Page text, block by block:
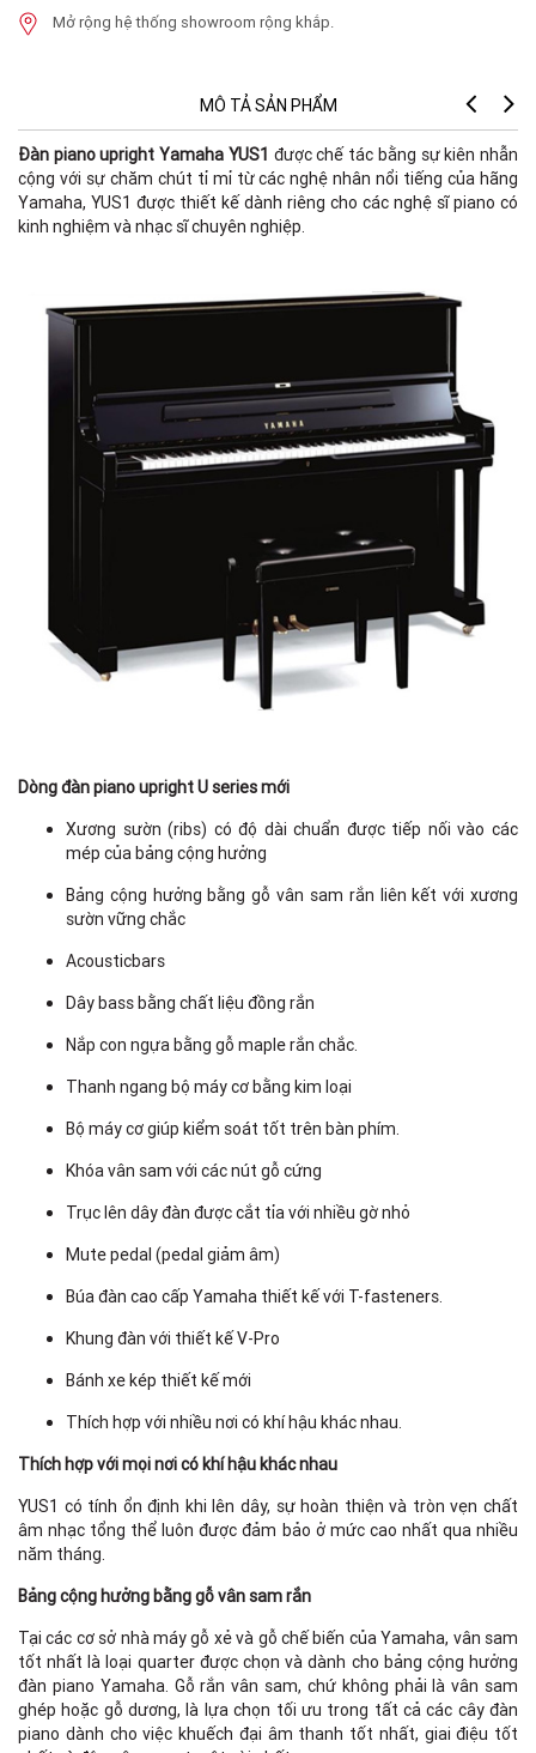
Mở rộng hệ thống showroom rộng khắp.
MÔ TẢ SẢN PHẨM
Đàn piano upright Yamaha YUS1 được chế tác bằng sự kiên nhẫn
cộng với sự chăm chút tỉ mỉ từ các nghệ nhân nổi tiếng của hãng
Yamaha, YUS1 được thiết kế dành riêng cho các nghệ sĩ piano có
kinh nghiệm và nhạc sĩ chuyên nghiệp.
Dòng đàn piano upright U series mới
Xương sườn (ribs) có độ dài chuẩn được tiếp nối vào các
mép của bảng cộng hưởng
Bảng cộng hưởng bằng gỗ vân sam rắn liên kết với xương
sườn vững chắc
Acousticbars
Dây bass bằng chất liệu đồng rắn
Nắp con ngựa bằng gỗ maple rắn chắc.
Thanh ngang bộ máy cơ bằng kim loại
Bộ máy cơ giúp kiểm soát tốt trên bàn phím.
Khóa vân sam với các nút gỗ cứng
Trục lên dây đàn được cắt tỉa với nhiều gờ nhỏ
Mute pedal (pedal giảm âm)
Búa đàn cao cấp Yamaha thiết kế với T-fasteners.
Khung đàn với thiết kế V-Pro
Bánh xe kép thiết kế mới
Thích hợp với nhiều nơi có khí hậu khác nhau.
Thích hợp với mọi nơi có khí hậu khác nhau
YUS1 có tính ổn định khi lên dây, sự hoàn thiện và tròn vẹn chất
âm nhạc tổng thể luôn được đảm bảo ở mức cao nhất qua nhiều
năm tháng.
Bảng cộng hưởng bằng gỗ vân sam rắn
Tại các cơ sở nhà máy gỗ xẻ và gỗ chế biến của Yamaha, vân sam
tốt nhất là loại quarter được chọn và dành cho bảng cộng hưởng
đàn piano Yamaha. Gỗ rắn vân sam, chứ không phải là vân sam
ghép hoặc gỗ dương, là lựa chọn tối ưu trong tất cả các cây đàn
piano dành cho việc khuếch đại âm thanh tốt nhất, giai điệu tốt